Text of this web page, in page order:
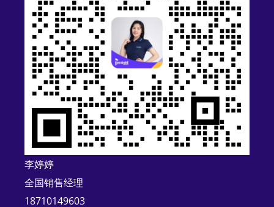
:
李婷婷
全国销售经理
18710149603